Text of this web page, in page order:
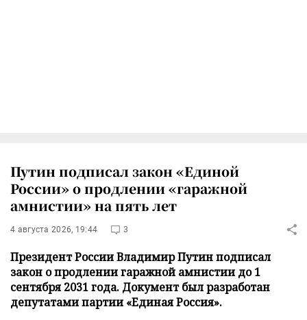
Путин подписал закон «Единой
России» о продлении «гаражной
амнистии» на пять лет
4 августа 2026, 19:44 3
Президент России Владимир Путин подписал
закон о продлении гаражной амнистии до 1
сентября 2031 года. Документ был разработан
депутатами партии «Единая Россия».